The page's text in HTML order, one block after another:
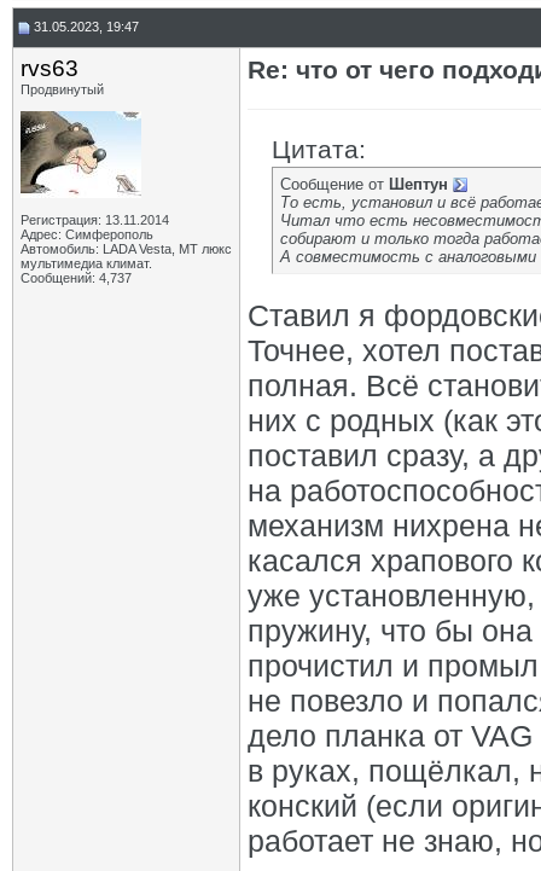
31.05.2023, 19:47
rvs63
Продвинутый
Регистрация: 13.11.2014
Адрес: Симферополь
Автомобиль: LADA Vesta, МТ люкс
мультимедиа климат.
Сообщений: 4,737
Re: что от чего
Цитата:
Сообщение от Шептун
То есть, установил и всё
Читал что есть
собирают и только тогда
А совместимость с аналоговыми
Ставил я
Точнее, хотел
полная. Всё
них с родных (как
поставил сразу, а
на
механизм нихрена
касался храпового
уже
пружину, что бы
прочистил и
не повезло и
дело планка от
в руках, пощёлкал,
конский (если
работает не знаю,